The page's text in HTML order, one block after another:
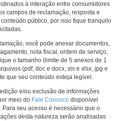
à interação entre consumidores
campos de reclamação, resposta e
público, por isso fique tranquilo
você pode anexar documentos,
nota fiscal, ordem de serviço,
o tamanho (limite de 5 anexos de 1
(pdf, doc e docx, xls e xlsx, jpg e
que seu conteúdo esteja legível.
e/ou exclusão de informações
meio do Fale Conosco disponível
seu acesso é necessário que o
desta natureza serão analisadas